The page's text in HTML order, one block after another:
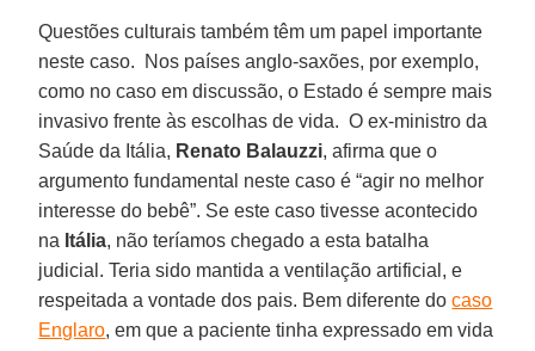
Questões culturais também têm um papel importante
neste caso. Nos países anglo-saxões, por exemplo,
como no caso em discussão, o Estado é sempre mais
invasivo frente às escolhas de vida. O ex-ministro da
Saúde da Itália, Renato Balauzzi, afirma que o
argumento fundamental neste caso é “agir no melhor
interesse do bebê”. Se este caso tivesse acontecido
na Itália, não teríamos chegado a esta batalha
judicial. Teria sido mantida a ventilação artificial, e
respeitada a vontade dos pais. Bem diferente docaso
Englaro, em que a paciente tinha expressado em vida